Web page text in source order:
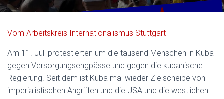
Vom Arbeitskreis Internationalismus Stuttgartfür
sí,
blockade
no!
Solidarität
Am 11. Juli protestierten um die tausend Menschen in Kuba
gegen Versorgungsengpässe und gegen die kubanische
Regierung. Seit dem ist Kuba mal wieder Zielscheibe von
imperialistischen Angriffen und die USA und die westlichen